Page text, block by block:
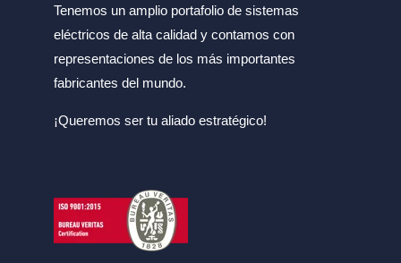
Tenemos un amplio portafolio de sistemas
eléctricos de alta calidad y contamos con
representaciones de los más importantes
fabricantes del mundo.
¡Queremos ser tu aliado estratégico!